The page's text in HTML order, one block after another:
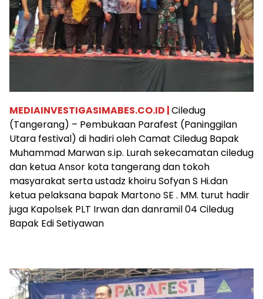
MEDIAINVESTIGASIMABES.CO.ID |Ciledug
(Tangerang) – Pembukaan Parafest (Paninggilan
Utara festival) di hadiri oleh Camat Ciledug Bapak
Muhammad Marwan s.ip. Lurah sekecamatan ciledug
dan ketua Ansor kota tangerang dan tokoh
masyarakat serta ustadz khoiru Sofyan S Hi.dan
ketua pelaksana bapak Martono SE . MM. turut hadir
juga Kapolsek PLT Irwan dan danramil 04 Ciledug
Bapak Edi Setiyawan